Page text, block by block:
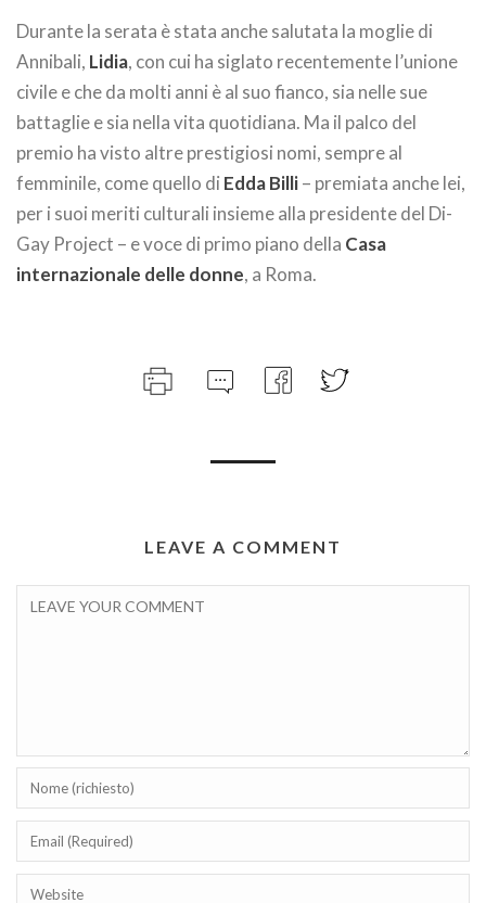
Durante la serata è stata anche salutata la moglie di
Annibali, Lidia, con cui ha siglato recentemente l’unione
civile e che da molti anni è al suo fianco, sia nelle sue
battaglie e sia nella vita quotidiana. Ma il palco del
premio ha visto altre prestigiosi nomi, sempre al
femminile, come quello di Edda Billi– premiata anche lei,
per i suoi meriti culturali insieme alla presidente del Di-
Gay Project – e voce di primo piano della Casa
internazionale delle donne, a Roma.
LEAVE A COMMENT